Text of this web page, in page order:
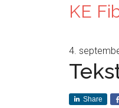
KE
4.
Share